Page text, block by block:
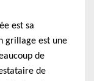
est sa
grillage est une
de
de